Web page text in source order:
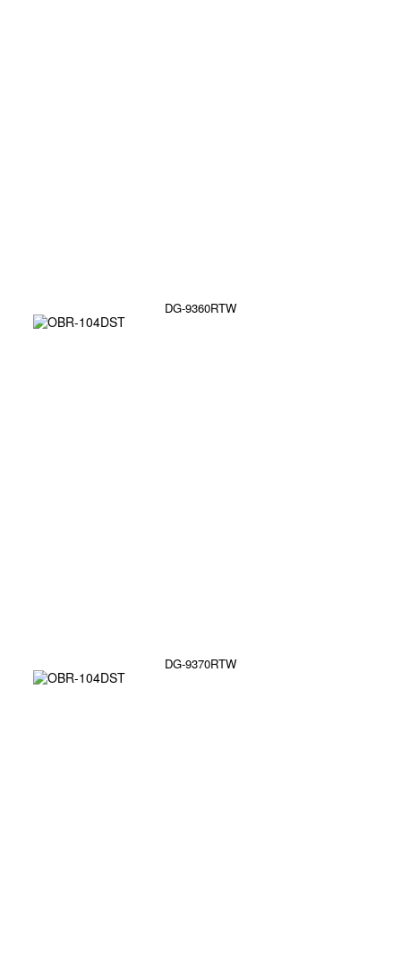
DG-9360RTW
DG-9370RTW